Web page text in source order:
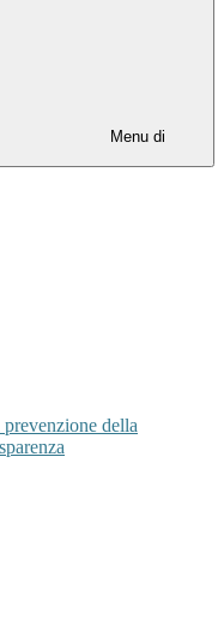
Menu di
della